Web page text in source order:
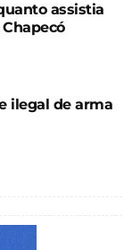
assistia
ilegal de arma